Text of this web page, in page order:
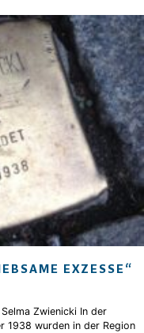
EXZESSE“
Zwienicki In der
1938 wurden in der Region